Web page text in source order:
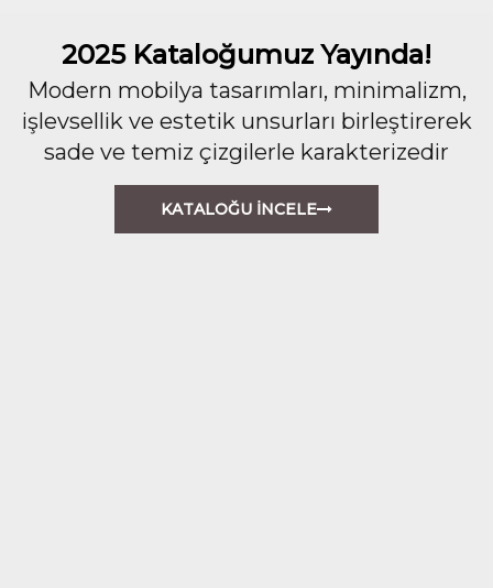
2025 Kataloğumuz Yayında!
Modern mobilya tasarımları, minimalizm,
işlevsellik ve estetik unsurları birleştirerek
sade ve temiz çizgilerle karakterizedir
KATALOĞU İNCELE